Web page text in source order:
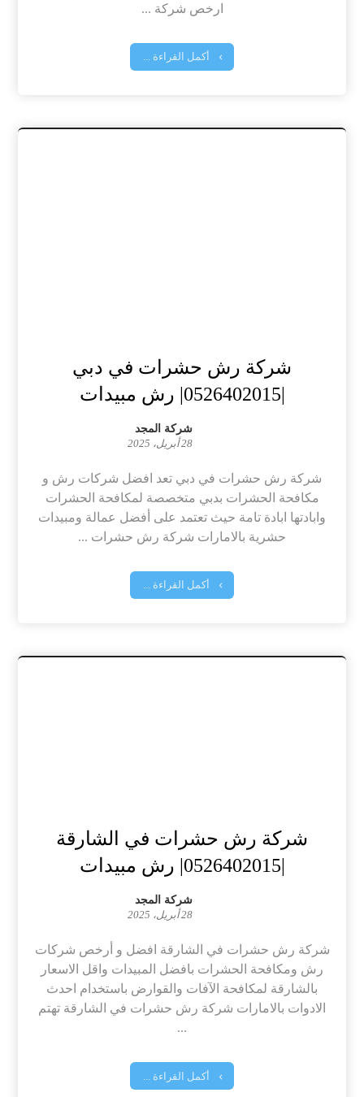
ارخص شركة ...
أكمل القراءة ...
شركة رش حشرات في دبي
|0526402015| رش مبيدات
شركة المجد
28 أبريل، 2025
شركة رش حشرات في دبي تعد افضل شركات رش و
مكافحة الحشرات بدبي متخصصة لمكافحة الحشرات
وابادتها ابادة تامة حيث تعتمد على أفضل عمالة ومبيدات
حشرية بالامارات شركة رش حشرات ...
أكمل القراءة ...
شركة رش حشرات في الشارقة
شركة المجد
28 أبريل، 2025
شركة رش حشرات في الشارقة افضل و أرخص شركات
رش ومكافحة الحشرات بافضل المبيدات واقل الاسعار
بالشارقة لمكافحة الآفات والقوارض باستخدام احدث
الادوات بالامارات شركة رش حشرات في الشارقة تهتم
...
أكمل القراءة ...